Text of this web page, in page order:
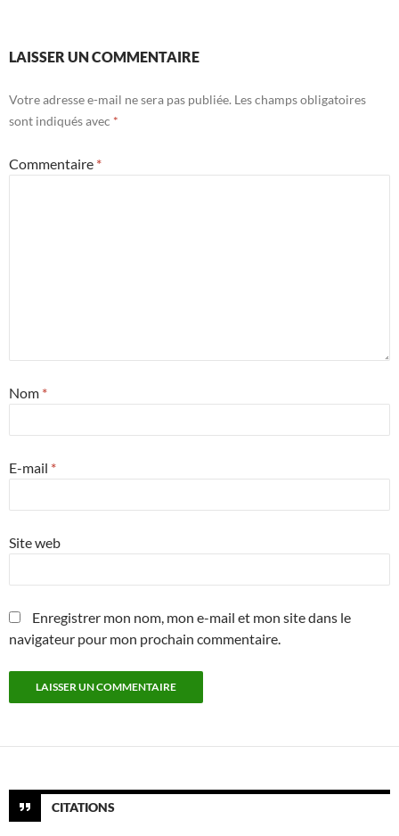
LAISSER UN COMMENTAIRE
Votre adresse e-mail ne sera pas publiée. Les champs obligatoires
sont indiqués avec *
Commentaire *
Nom *
E-mail *
Site web
Enregistrer mon nom, mon e-mail et mon site dans le
navigateur pour mon prochain commentaire.
CITATIONS